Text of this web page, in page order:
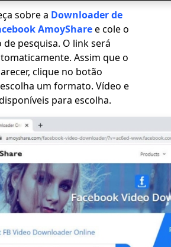
sobre a Downloader de
AmoySharee cole o
de pesquisa. O link será
Assim que o
clique no botão
um formato. Vídeo e
para escolha.